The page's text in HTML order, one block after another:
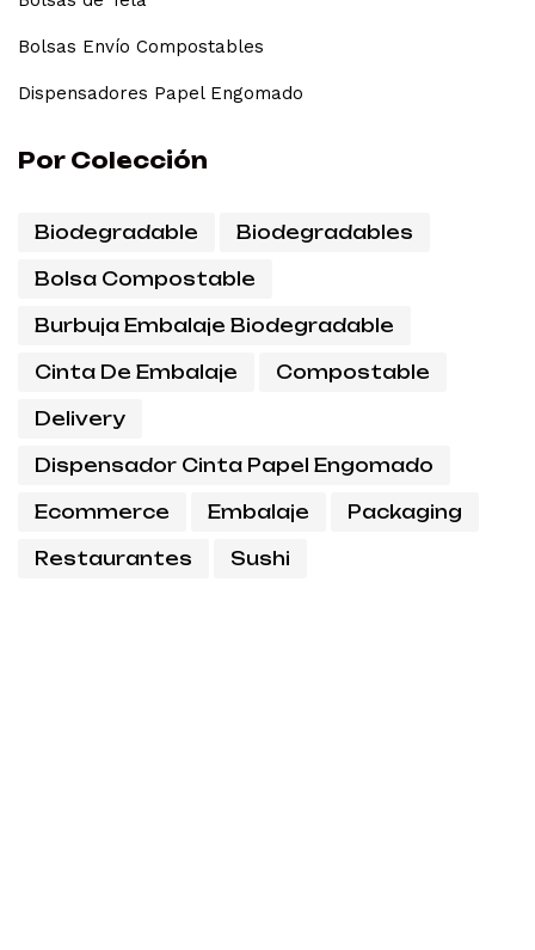
Bolsas Envío Compostables
Dispensadores Papel Engomado
Por Colección
Biodegradable Biodegradables
Bolsa Compostable
Burbuja Embalaje Biodegradable
Cinta De Embalaje Compostable
Delivery
Dispensador Cinta Papel Engomado
Ecommerce Embalaje Packaging
Restaurantes Sushi